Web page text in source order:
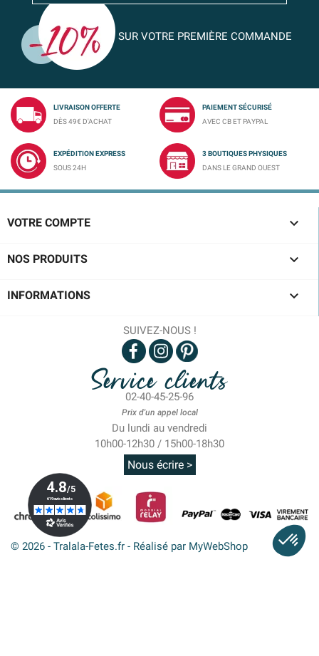
SUR VOTRE PREMIÈRE COMMANDE
LIVRAISON OFFERTE
DÈS 49€ D'ACHAT
PAIEMENT SÉCURISÉ
AVEC CB ET PAYPAL
EXPÉDITION EXPRESS
SOUS 24H
3 BOUTIQUES PHYSIQUES
DANS LE GRAND OUEST
VOTRE COMPTE 
NOS PRODUITS 
INFORMATIONS 
SUIVEZ-NOUS !
Service clients
02-40-45-25-96
Prix d'un appel local
Du lundi au vendredi
10h00-12h30 / 15h00-18h30
Nous écrire >
© 2026 - Tralala-Fetes.fr - Réalisé par MyWebShop